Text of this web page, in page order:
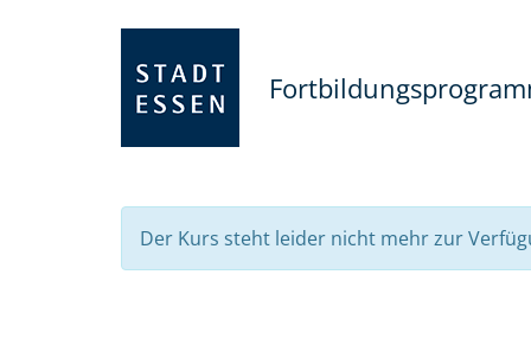
Der Kurs steht leider nicht mehr zur